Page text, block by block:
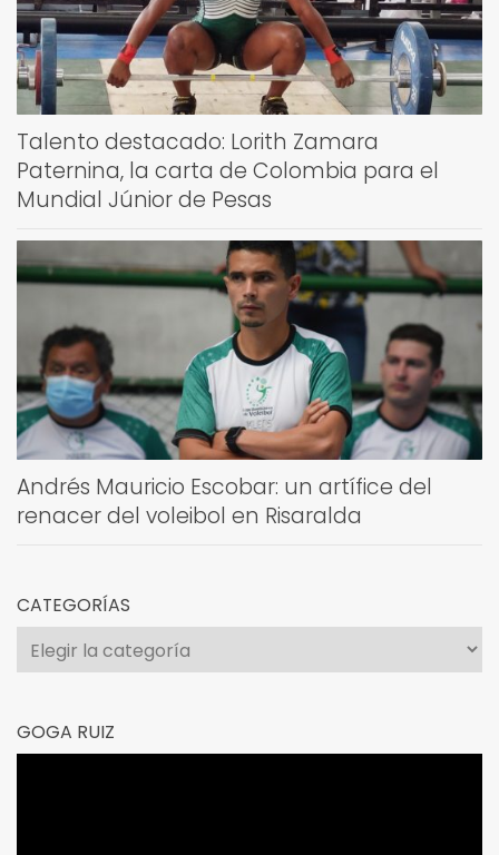
Talento destacado: Lorith Zamara
Paternina, la carta de Colombia para el
Mundial Júnior de Pesas
Andrés Mauricio Escobar: un artífice del
renacer del voleibol en Risaralda
CATEGORÍAS
Categorías
GOGA RUIZ